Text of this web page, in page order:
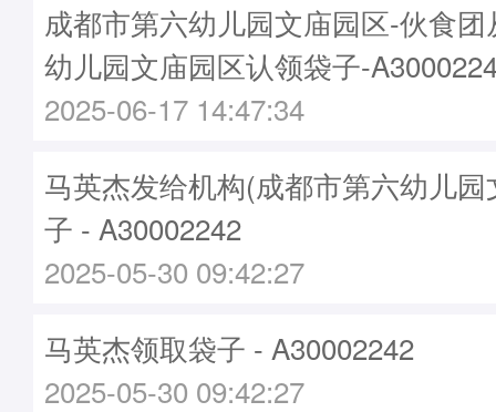
成都市第六幼儿园文庙园区-伙食
幼儿园文庙园区认领袋子-
2025-06-17 14:47:34
马英杰发给机构(成都市第六幼儿
子 - A30002242
2025-05-30 09:42:27
马英杰领取袋子 - A30002242
2025-05-30 09:42:27